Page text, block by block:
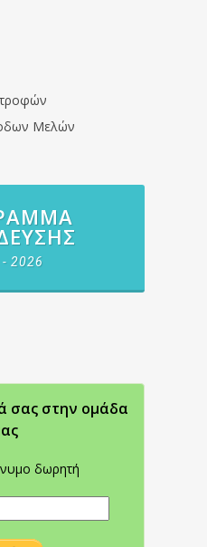
Μελών
2026
σας στην oμάδα
δωρητή